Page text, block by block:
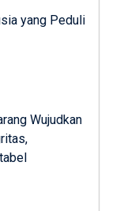
yang Peduli
Wujudkan